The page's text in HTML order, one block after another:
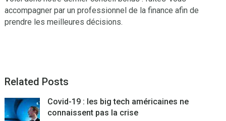
accompagner par un professionnel de la finance afin de
prendre les meilleures décisions.
Related Posts
Covid-19 : les big tech américaines ne
connaissent pas la crise